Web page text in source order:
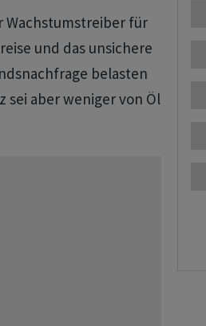
Wachstumstreiber für
und das unsichere
belasten
sei aber weniger von Öl